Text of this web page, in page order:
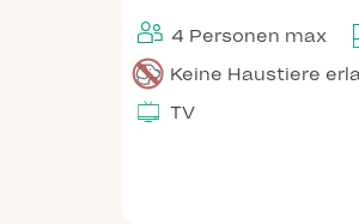
4 Personen max
Keine Haustiere
TV